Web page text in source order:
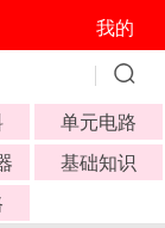
我的
单元电路
基础知识